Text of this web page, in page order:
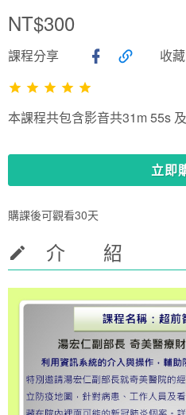
NT$300
課程分享 收藏
本課程共包含影音共31m 55s
立即
購課後可觀看30天
介 紹